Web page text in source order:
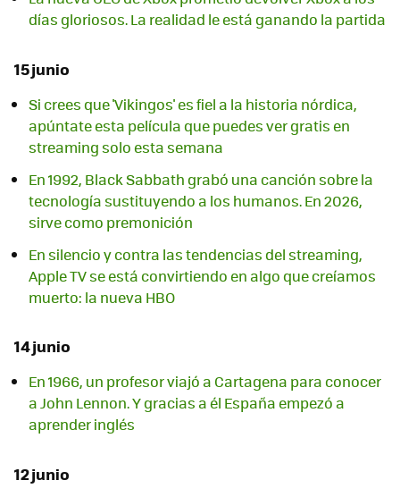
días gloriosos. La realidad le está ganando la partida
15 junio
Si crees que 'Vikingos' es fiel a la historia nórdica,
apúntate esta película que puedes ver gratis en
streaming solo esta semana
En 1992, Black Sabbath grabó una canción sobre la
tecnología sustituyendo a los humanos. En 2026,
sirve como premonición
En silencio y contra las tendencias del streaming,
Apple TV se está convirtiendo en algo que creíamos
muerto: la nueva HBO
14 junio
En 1966, un profesor viajó a Cartagena para conocer
a John Lennon. Y gracias a él España empezó a
aprender inglés
12 junio